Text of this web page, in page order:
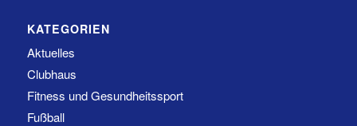
KATEGORIEN
Aktuelles
Clubhaus
Fitness und Gesundheitssport
Fußball